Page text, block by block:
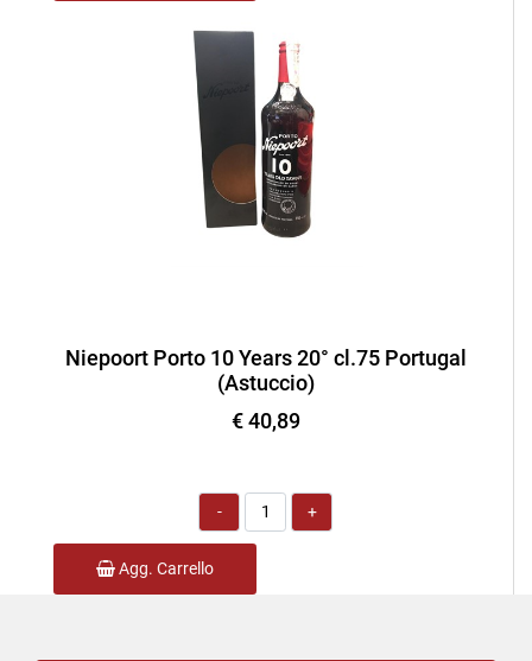
Niepoort Porto 10 Years 20° cl.75 Portugal
(Astuccio)
€ 40,89
Quantità
Agg. Carrello